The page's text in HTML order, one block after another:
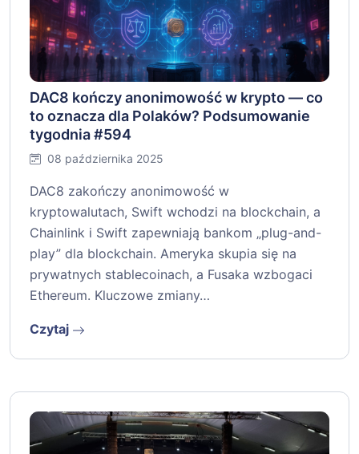
DAC8 kończy anonimowość w krypto — co
to oznacza dla Polaków? Podsumowanie
tygodnia #594
08 października 2025
DAC8 zakończy anonimowość w
kryptowalutach, Swift wchodzi na blockchain, a
Chainlink i Swift zapewniają bankom „plug-and-
play” dla blockchain. Ameryka skupia się na
prywatnych stablecoinach, a Fusaka wzbogaci
Ethereum. Kluczowe zmiany…
Czytaj